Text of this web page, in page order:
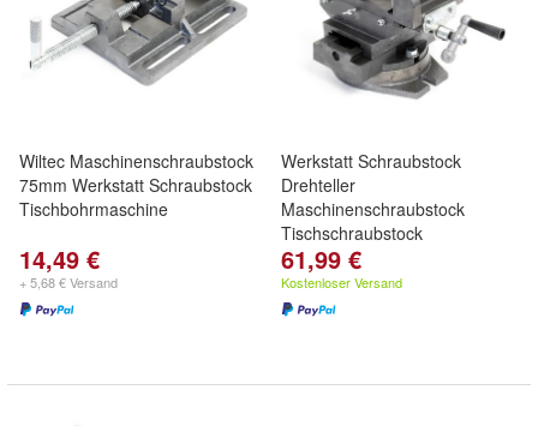
Wiltec Maschinenschraubstock
75mm Werkstatt Schraubstock
Tischbohrmaschine
14,49 €
+ 5,68 € Versand
Werkstatt Schraubstock
Drehteller
Maschinenschraubstock
Tischschraubstock
61,99 €
Kostenloser Versand